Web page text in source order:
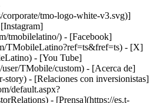
tmo-logo-white-v3.svg)]
tmobilelatino/) - [Facebook]
TMobileLatino?ref=ts&fref=ts) - [X]
- [You Tube]
TMobile/custom) - [Acerca de]
story) - [Relaciones con inversionistas]
default.aspx?
- [Prensa](https://es.t-